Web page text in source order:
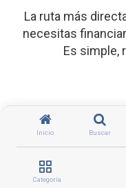
Inicio Buscar
Categoría
La ruta más
necesitas
Es simple,
Selecciona tu